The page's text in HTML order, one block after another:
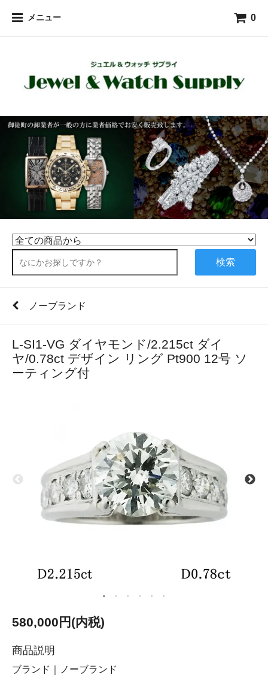
メニュー 0
検索
ノーブランド
L-SI1-VG ダイヤモンド/2.215ct ダイ
ヤ/0.78ct デザイン リング Pt900 12号 ソ
ーティング付
580,000円(内税)
商品説明
ブランド｜ノーブランド